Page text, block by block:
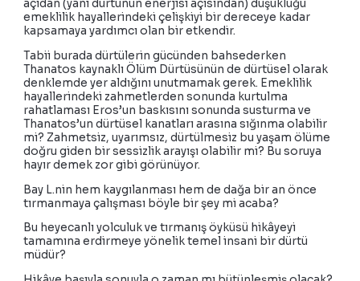
açıdan (yani dürtünün enerjisi açısından) düşüklüğü
emeklilik hayallerindeki çelişkiyi bir dereceye kadar
kapsamaya yardımcı olan bir etkendir.
Tabii burada dürtülerin gücünden bahsederken
Thanatos kaynaklı Ölüm Dürtüsünün de dürtüsel olarak
denklemde yer aldığını unutmamak gerek. Emeklilik
hayallerindeki zahmetlerden sonunda kurtulma
rahatlaması Eros’un baskısını sonunda susturma ve
Thanatos’un dürtüsel kanatları arasına sığınma olabilir
mi? Zahmetsiz, uyarımsız, dürtülmesiz bu yaşam ölüme
doğru giden bir sessizlik arayışı olabilir mi? Bu soruya
hayır demek zor gibi görünüyor.
Bay L.nin hem kaygılanması hem de dağa bir an önce
tırmanmaya çalışması böyle bir şey mi acaba?
Bu heyecanlı yolculuk ve tırmanış öyküsü hikâyeyi
tamamına erdirmeye yönelik temel insani bir dürtü
müdür?